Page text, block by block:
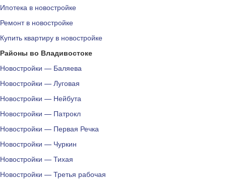
Ипотека в новостройке
Ремонт в новостройке
Купить квартиру в новостройке
Районы во Владивостоке
Новостройки — Баляева
Новостройки — Луговая
Новостройки — Нейбута
Новостройки — Патрокл
Новостройки — Первая Речка
Новостройки — Чуркин
Новостройки — Тихая
Новостройки — Третья рабочая